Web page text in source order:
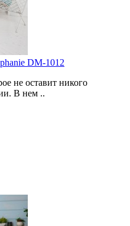
DM-1012
не оставит никого
В нем ..